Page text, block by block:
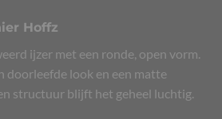
Hoffz
ijzer met een ronde, open vorm.
doorleefde look en een matte
structuur blijft het geheel luchtig.